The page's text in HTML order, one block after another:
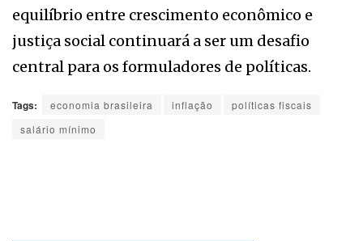
equilíbrio entre crescimento econômico e
justiça social continuará a ser um desafio
central para os formuladores de políticas.
Tags: economia brasileira inflação
políticas fiscais
salário mínimo